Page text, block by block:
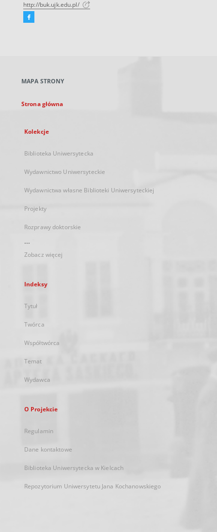
http://buk.ujk.edu.pl/
Facebook
karcie
MAPA STRONY
Strona główna
Kolekcje
Biblioteka Uniwersytecka
Wydawnictwo Uniwersyteckie
Wydawnictwa własne Biblioteki Uniwersyteckiej
Projekty
Rozprawy doktorskie
...
Zobacz więcej
Indeksy
Tytuł
Twórca
Współtwórca
Temat
Wydawca
O Projekcie
Regulamin
Dane kontaktowe
Biblioteka Uniwersytecka w Kielcach
Repozytorium Uniwersytetu Jana Kochanowskiego